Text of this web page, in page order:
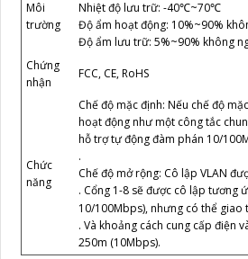
Môi
trường
Nhiệt độ lưu trữ: -40℃~70℃
Độ ẩm hoạt động: 10%~90%
Độ ẩm lưu trữ: 5%~90% không
Chứng
nhận
FCC, CE, RoHS
Chức
năng
Chế độ mặc định: Nếu chế độ
hoạt động như một công tắc
hỗ trợ tự động đàm phán 10/
.
Chế độ mở rộng: Cô lập VLAN
. Cổng 1-8 sẽ được cô lập tương
10/100Mbps), nhưng có thể giao
. Và khoảng cách cung cấp điện
250m (10Mbps).